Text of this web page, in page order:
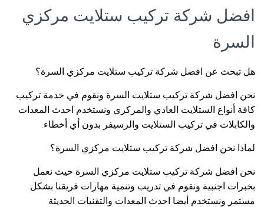
افضل شركة تركيب ستلايت مركزي
السرة
هل تبحث عن افضل شركة تركيب ستلايت مركزي السرة؟
نحن افضل شركة تركيب ستلايت السرة ونقوم في خدمة تركيب
كافة أنواع الستلايت العادي والمركزي ونستخدم احدث المعدات
والكابلات في تركيب الستلايت والرسيفر بدون أي أخطاء.
لماذا نحن افضل شركة تركيب ستلايت مركزي السرة؟
نحن افضل شركة تركيب ستلايت مركزي السرة حيث نعمل
بخبرات اجنبية ونقوم في تدريب وتنمية مهارات فريقنا بشكل
مستمر ونستخدم أيضا احدث المعدات والتقنيات الحديثة